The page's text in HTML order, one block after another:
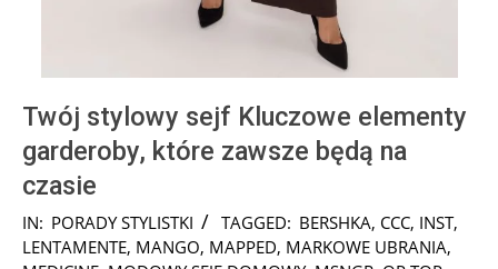
Twój stylowy sejf Kluczowe elementy
garderoby, które zawsze będą na
czasie
2024-
11-
IN: PORADY STYLISTKI TAGGED: BERSHKA, CCC, INST,
LENTAMENTE, MANGO, MAPPED, MARKOWE UBRANIA,